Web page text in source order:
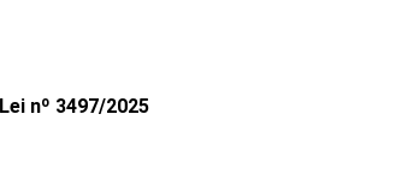
Lei nº 3497/2025